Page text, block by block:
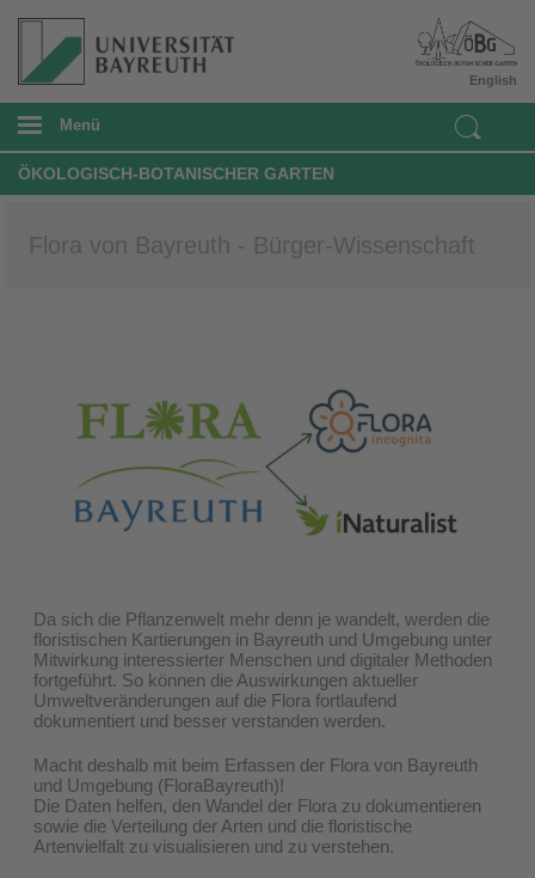
English
Menü
ÖKOLOGISCH-BOTANISCHER GARTEN
Flora von Bayreuth - Bürger-Wissenschaft
Da sich die Pflanzenwelt mehr denn je wandelt, werden die
floristischen Kartierungen in Bayreuth und Umgebung unter
Mitwirkung interessierter Menschen und digitaler Methoden
fortgeführt. So können die Auswirkungen aktueller
Umweltveränderungen auf die Flora fortlaufend
dokumentiert und besser verstanden werden.
Macht deshalb mit beim Erfassen der Flora von Bayreuth
und Umgebung (FloraBayreuth)!
Die Daten helfen, den Wandel der Flora zu dokumentieren
sowie die Verteilung der Arten und die floristische
Artenvielfalt zu visualisieren und zu verstehen.